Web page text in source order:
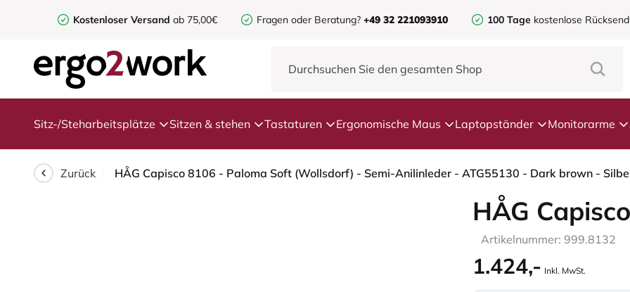
Kostenloser Versand ab 75,00€ Fragen oder Beratung? +49 32 221093910 100 Tage kostenlose
Sitz-/Steharbeitsplätze Sitzen & stehen Tastaturen Ergonomische Maus Laptopständer Monitorarme
Zurück
HÅG
Artikelnummer: 999.8132
1.424,- Inkl. MwSt.